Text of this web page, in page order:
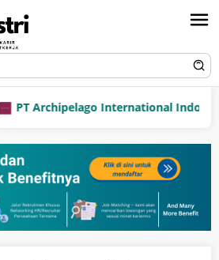
PT Archipelago International